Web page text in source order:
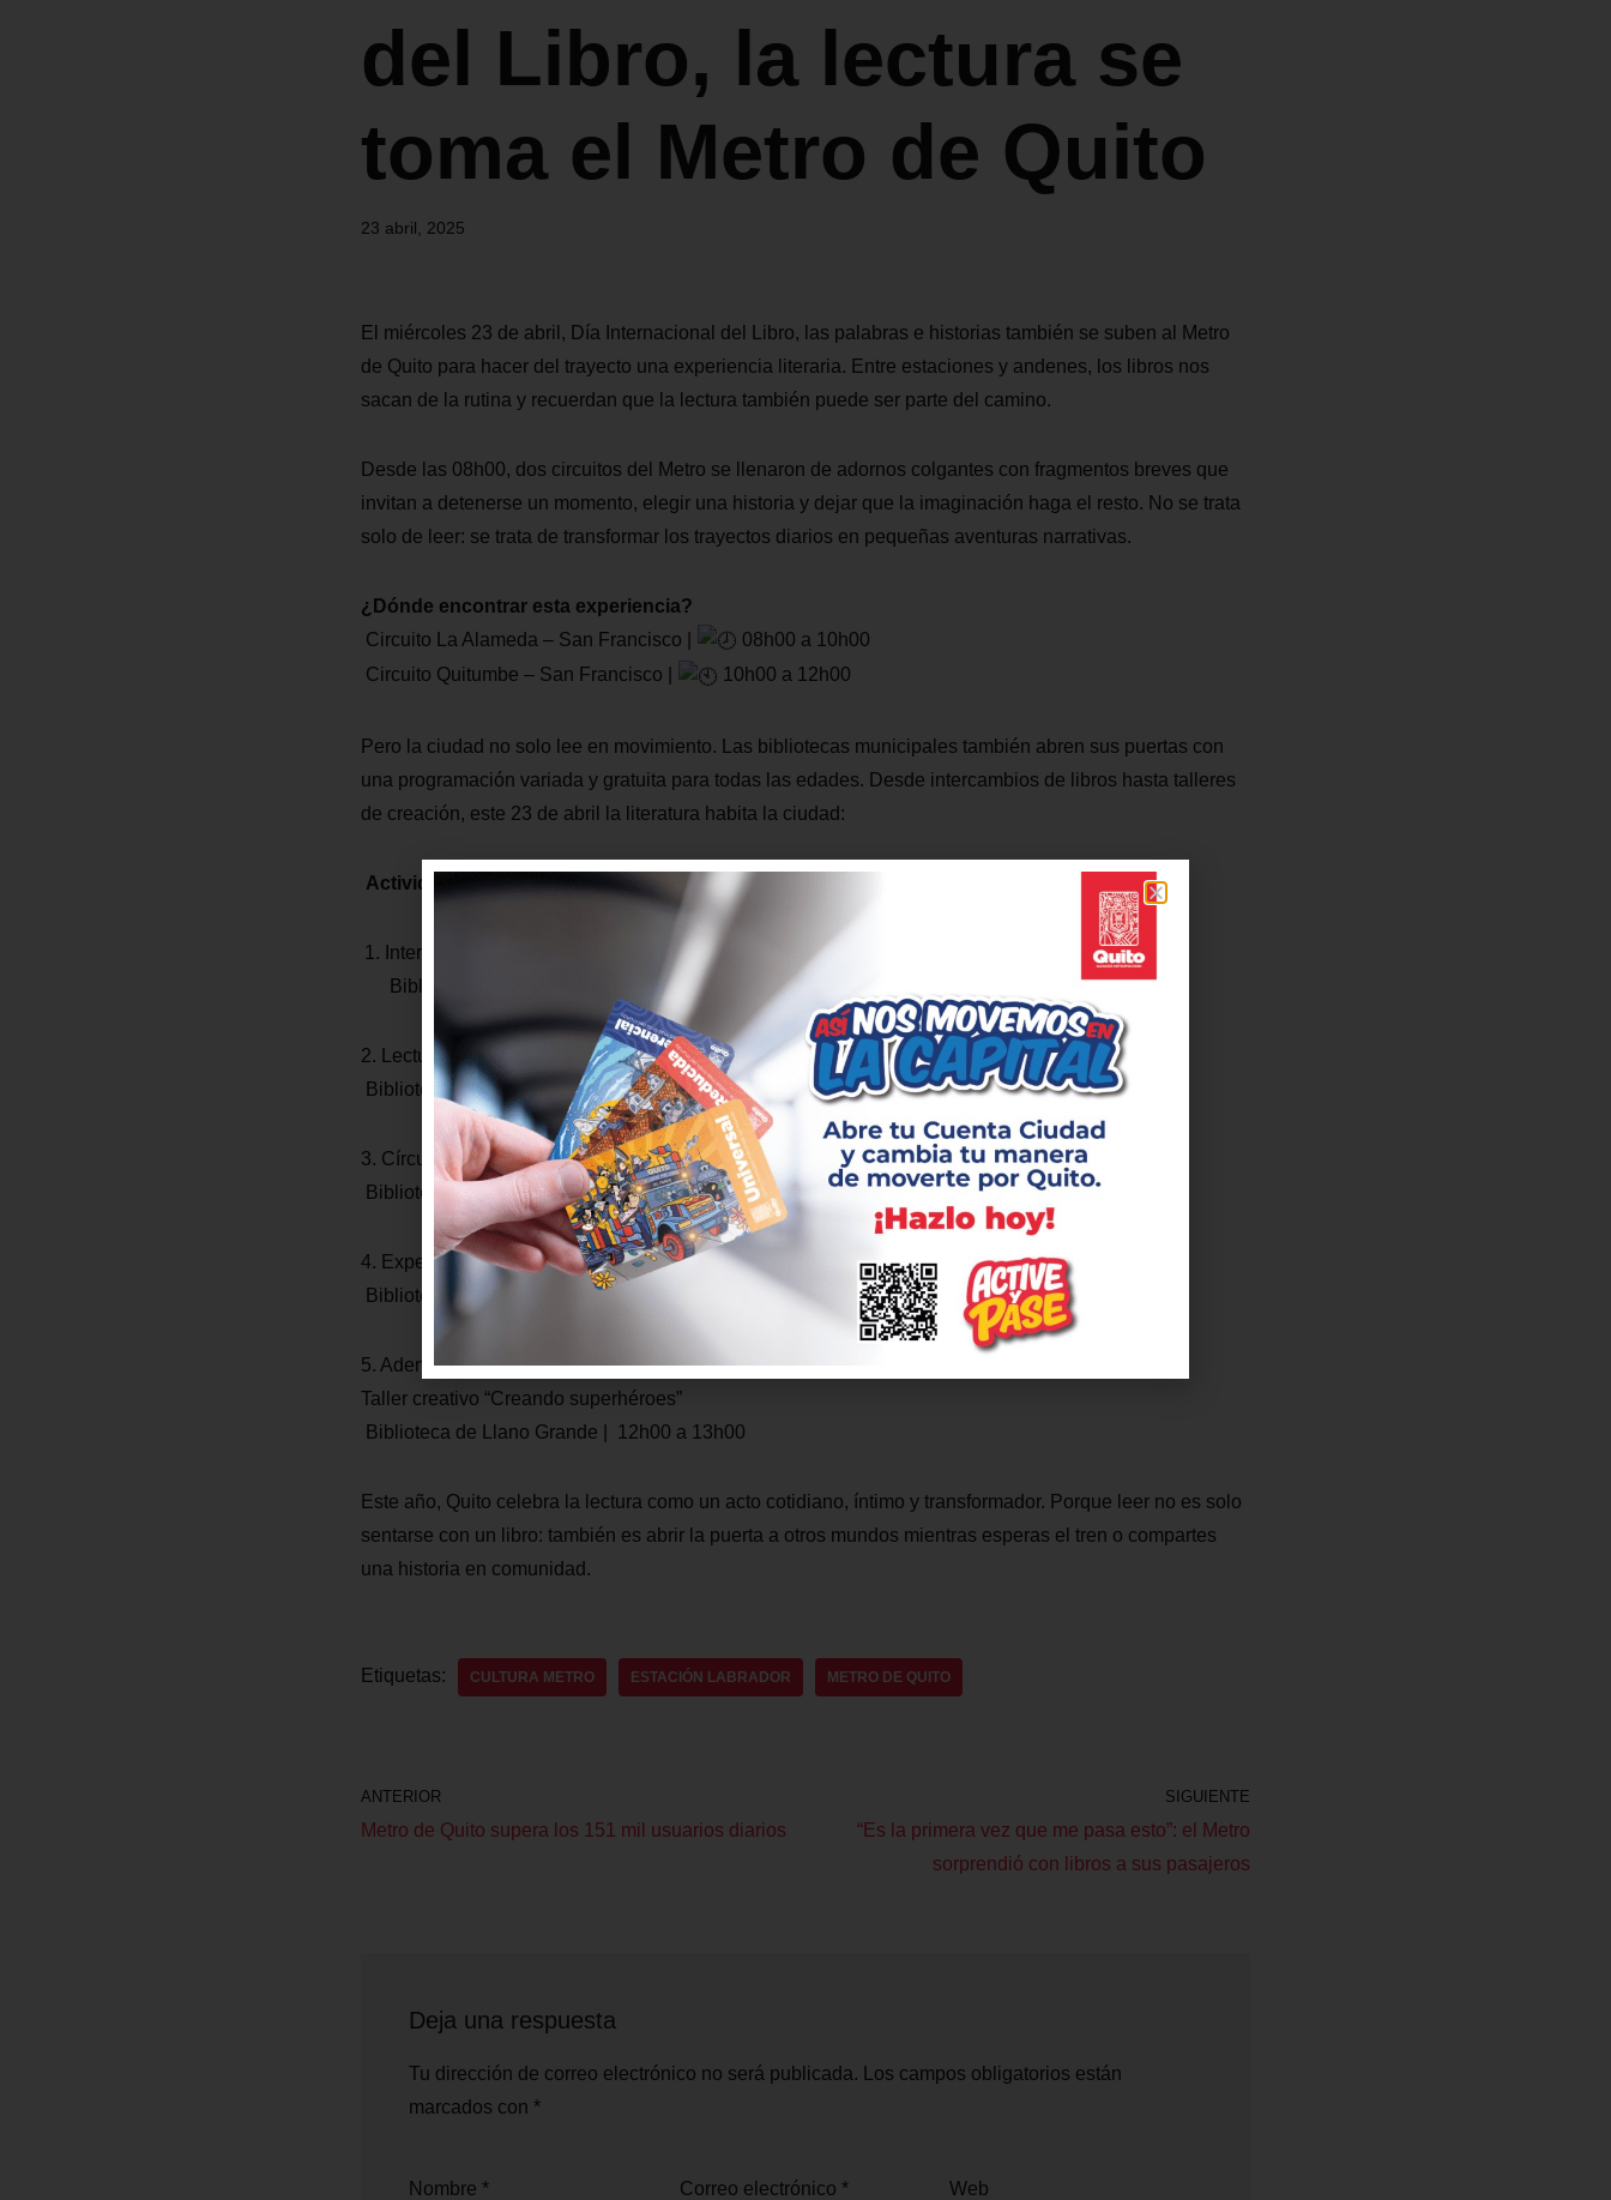
del Libro, la lectura se
toma el Metro de Quito
23 abril, 2025
El miércoles 23 de abril, Día Internacional del Libro, las palabras e historias también se suben al Metro
de Quito para hacer del trayecto una experiencia literaria. Entre estaciones y andenes, los libros nos
sacan de la rutina y recuerdan que la lectura también puede ser parte del camino.
Desde las 08h00, dos circuitos del Metro se llenaron de adornos colgantes con fragmentos breves que
invitan a detenerse un momento, elegir una historia y dejar que la imaginación haga el resto. No se trata
solo de leer: se trata de transformar los trayectos diarios en pequeñas aventuras narrativas.
¿Dónde encontrar esta experiencia?
Circuito La Alameda – San Francisco |
08h00 a 10h00
Circuito Quitumbe – San Francisco |
10h00 a 12h00
Pero la ciudad no solo lee en movimiento. Las bibliotecas municipales también abren sus puertas con
una programación variada y gratuita para todas las edades. Desde intercambios de libros hasta talleres
de creación, este 23 de abril la literatura habita la ciudad:
Actividades en las bibliotecas de laSecretaría de Cultura
Intercambio de libros y creación de separadores
Biblioteca El Ejido | 10h00 a 16h00
2. Lectura colectiva para inspirar a escribir
Biblioteca de Pintag | 15h00 a 16h00
3. Círculo de lectura infantil y juvenil
Biblioteca de Llano Grande | 12h00 a 13h00
4. Experiencia lúdica para enamorarse de los libros
Biblioteca Federico González Suárez (Centro Cultural Metropolitano) | 15h00 a 16h00
5. Además, el 30 de abril:
Taller creativo “Creando superhéroes”
Biblioteca de Llano Grande | 12h00 a 13h00
Este año, Quito celebra la lectura como un acto cotidiano, íntimo y transformador. Porque leer no es solo
sentarse con un libro: también es abrir la puerta a otros mundos mientras esperas el tren o compartes
una historia en comunidad.
Etiquetas: CULTURA METRO ESTACIÓN LABRADOR METRO DE QUITO
ANTERIOR
Metro de Quito supera los 151 mil usuarios diarios
SIGUIENTE
“Es la primera vez que me pasa esto”: el Metro
sorprendió con libros a sus pasajeros
Deja una respuesta
Tu dirección de correo electrónico no será publicada.
Los campos obligatorios están
marcados con *
Nombre * Correo electrónico * Web